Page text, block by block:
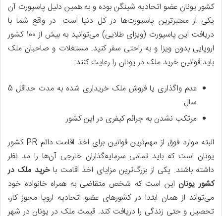
کشور یونان عضو اتحادیه شینگن بوده و به همین دلیل پاسپورت آن
یکی از معتبرترین پاسپورت‌ها در کل دنیا است. در واقع شما با
دریافت این پاسپورت (ویزای طلایی) می‌توانید به بیش از 100 کشور
اروپایی بدون ویزا و به راحتی سفر کنید. مستغلات و صاحبان ملک
باید قوانین خرید ملک در یونان را رعایت کنند:
عدم واگذاری یا فروش ملک خریداری شده به مدت حداقل 5
سال
مرتکب نشدن به جرائم کیفری در این کشور
البته موارد فوق از مهم‌ترین قوانین برای اخذ اقامت دائم PR کشور
یونان است که باید تمامی سرمایه‌گذاران خارجی آن‌ها را مد نظر
داشته باشند. یکی از بزرگ‌ترین مزایای اخذ اقامت باخرید ملک در
کشور یونان این است که شخص متقاضی به همراه خانواده خود
می‌تواند از همان ابتدا در کشورهای عضو اتحادیه اروپا مجوز کار،
تحصیل و حتی زندگی را دریافت کند. قیمت ملک در یونان در شهر